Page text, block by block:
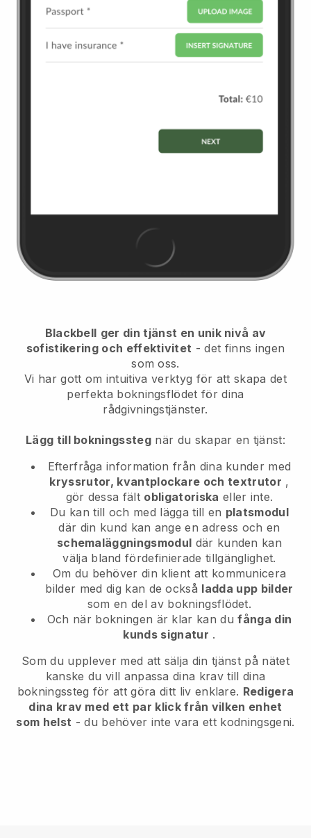
Blackbell ger din tjänst en unik nivå av
sofistikering och effektivitet - det finns ingen
som oss.
Vi har gott om intuitiva verktyg för att skapa det
perfekta bokningsflödet för dina
rådgivningstjänster.
Lägg till bokningssteg när du skapar en tjänst:
Efterfråga information från dina kunder med
kryssrutor, kvantplockare och textrutor ,
gör dessa fält obligatoriska eller inte.
Du kan till och med lägga till en platsmodul
där din kund kan ange en adress och en
schemaläggningsmodul där kunden kan
välja bland fördefinierade tillgänglighet.
Om du behöver din klient att kommunicera
bilder med dig kan de också ladda upp bilder
som en del av bokningsflödet.
Och när bokningen är klar kan dufånga din
kunds signatur .
Som du upplever med att sälja din tjänst på nätet
kanske du vill anpassa dina krav till dina
bokningssteg för att göra ditt liv enklare. Redigera
dina krav med ett par klick från vilken enhet
som helst - du behöver inte vara ett kodningsgeni.